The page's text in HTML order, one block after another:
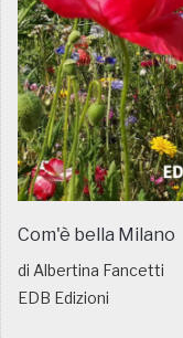
Com'è bella Milano
di Albertina Fancetti
EDB Edizioni